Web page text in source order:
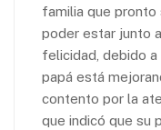
familia que pronto
poder estar junto
felicidad, debido
papá está
contento por la
que indicó que su